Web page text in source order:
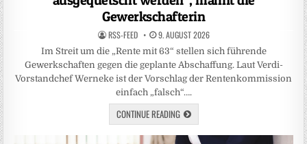
Gewerkschafterin
RSS-FEED 9. AUGUST 2026
Im Streit um die „Rente mit 63“ stellen sich führende
Gewerkschaften gegen die geplante Abschaffung. Laut Verdi-
Vorstandchef Werneke ist der Vorschlag der Rentenkommission
einfach „falsch“….
CONTINUE READING